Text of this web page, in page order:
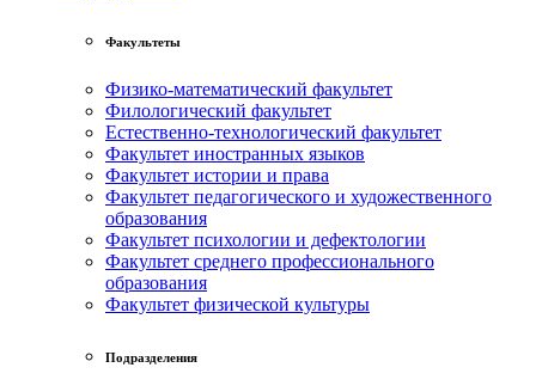
Факультеты
Физико-математический факультет
Филологический факультет
Естественно-технологический факультет
Факультет иностранных языков
Факультет истории и права
Факультет педагогического и художественного
образования
Факультет психологии и дефектологии
Факультет среднего профессионального
образования
Факультет физической культуры
Подразделения